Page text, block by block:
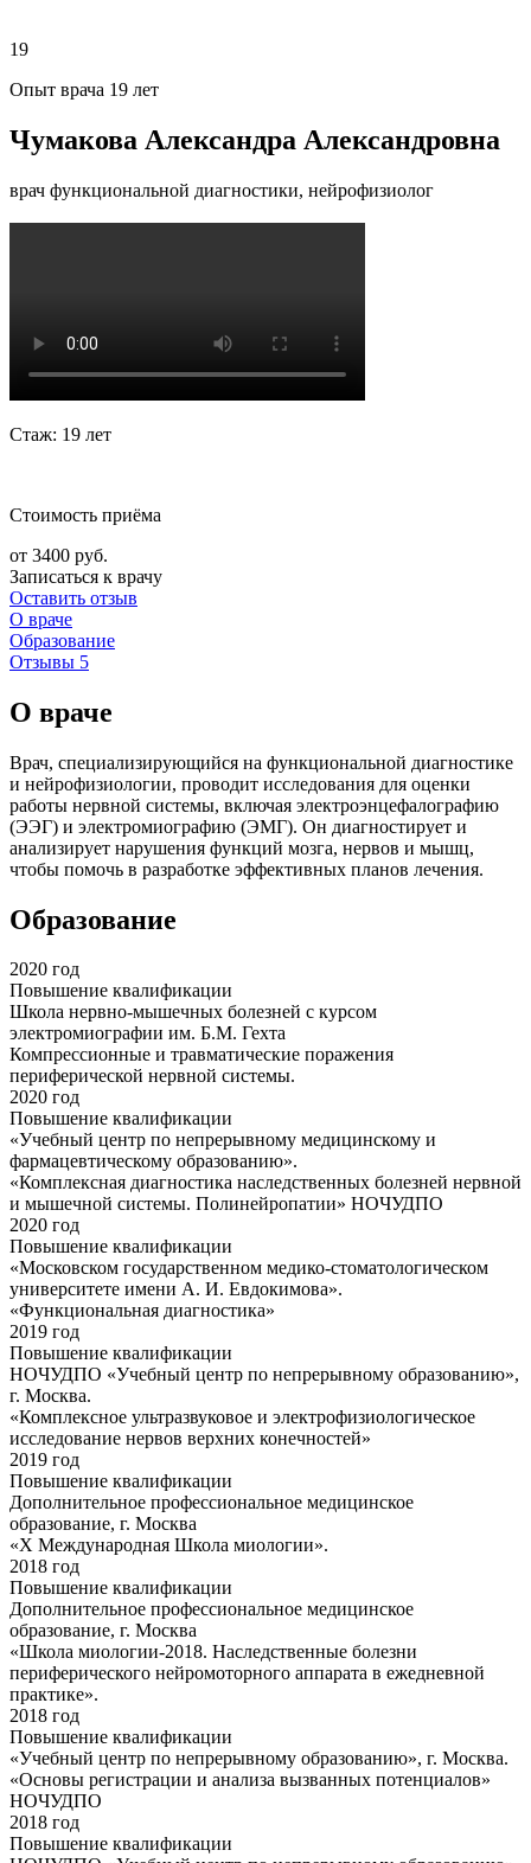
19
Опыт врача 19 лет
Чумакова Александра Александровна
врач функциональной диагностики, нейрофизиолог
Стаж: 19 лет
Стоимость приёма
от 3400 руб.
Записаться к врачу
Оставить отзыв
О враче
Образование
Отзывы 5
О враче
Врач, специализирующийся на функциональной диагностике
и нейрофизиологии, проводит исследования для оценки
работы нервной системы, включая электроэнцефалографию
(ЭЭГ) и электромиографию (ЭМГ). Он диагностирует и
анализирует нарушения функций мозга, нервов и мышц,
чтобы помочь в разработке эффективных планов лечения.
Образование
2020 год
Повышение квалификации
Школа нервно-мышечных болезней с курсом
электромиографии им. Б.М. Гехта
Компрессионные и травматические поражения
периферической нервной системы.
2020 год
Повышение квалификации
«Учебный центр по непрерывному медицинскому и
фармацевтическому образованию».
«Комплексная диагностика наследственных болезней нервной
и мышечной системы. Полинейропатии» НОЧУДПО
2020 год
Повышение квалификации
«Московском государственном медико-стоматологическом
университете имени А. И. Евдокимова».
«Функциональная диагностика»
2019 год
Повышение квалификации
НОЧУДПО «Учебный центр по непрерывному образованию»,
г. Москва.
«Комплексное ультразвуковое и электрофизиологическое
исследование нервов верхних конечностей»
2019 год
Повышение квалификации
Дополнительное профессиональное медицинское
образование, г. Москва
«X Международная Школа миологии».
2018 год
Повышение квалификации
Дополнительное профессиональное медицинское
образование, г. Москва
«Школа миологии-2018. Наследственные болезни
периферического нейромоторного аппарата в ежедневной
практике».
2018 год
Повышение квалификации
«Учебный центр по непрерывному образованию», г. Москва.
«Основы регистрации и анализа вызванных потенциалов»
НОЧУДПО
2018 год
Повышение квалификации